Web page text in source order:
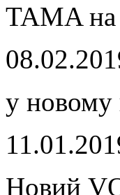
TAMA на
у новому
Новий